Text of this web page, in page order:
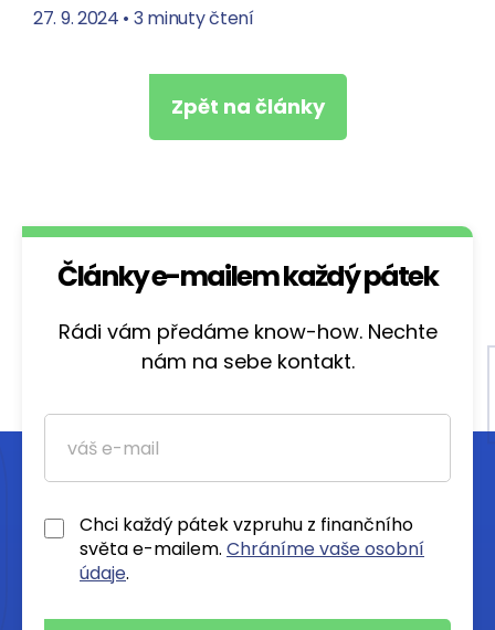
27. 9. 2024 • 3 minuty čtení
Zpět na články
Články e-mailem každý pátek
Rádi vám předáme know-how. Nechte
nám na sebe kontakt.
Chci každý pátek vzpruhu z finančního
světa e-mailem. Chráníme vaše osobní
údaje.